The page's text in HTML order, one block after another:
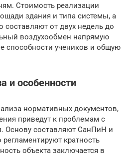
Стоимость реализации
здания и типа системы, а
от двух недель до
воздухообмен напрямую
способности учеников и общую
и особенности
нормативных документов,
приведут к проблемам с
Основу составляют СанПиН и
кратность
объекта заключается в